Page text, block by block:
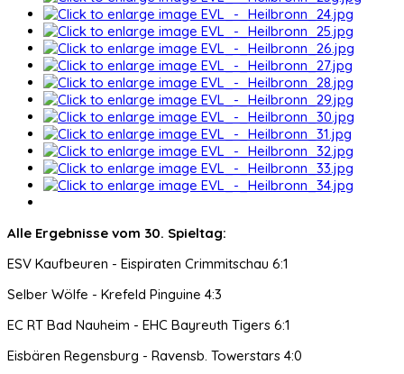
Alle Ergebnisse vom 30. Spieltag:
ESV Kaufbeuren - Eispiraten Crimmitschau 6:1
Selber Wölfe - Krefeld Pinguine 4:3
EC RT Bad Nauheim - EHC Bayreuth Tigers 6:1
Eisbären Regensburg - Ravensb. Towerstars 4:0